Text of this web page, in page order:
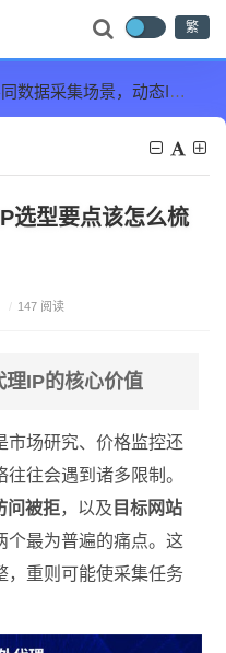
繁
据采集场景，动态IP选型要点该怎么梳理
选型要点该怎么梳
/ 147 阅读
IP的核心价值
市场研究、价格监控还
往会遇到诸多限制。
问被拒，以及 目标网站
个最为普遍的痛点。这
，重则可能使采集任务